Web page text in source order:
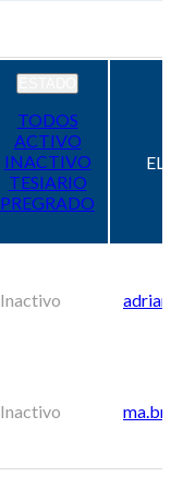
TODOS
ACTIVO
INACTIVO
TESIARIO
PREGRADO
Inactivo
Inactivo